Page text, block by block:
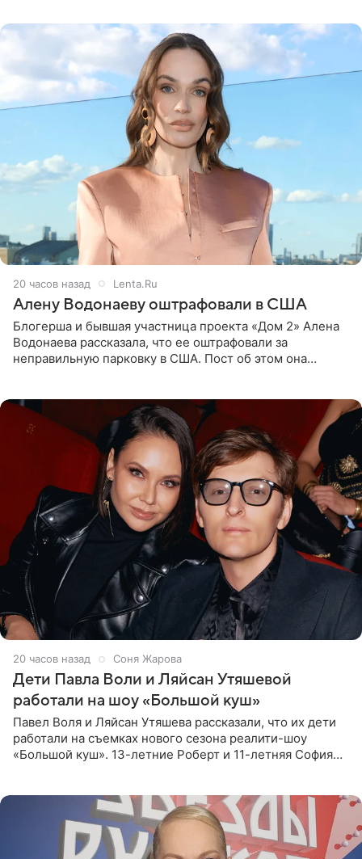
20 часов назад Lenta.Ru
Алену Водонаеву оштрафовали в США
Блогерша и бывшая участница проекта «Дом 2» Алена
Водонаева рассказала, что ее оштрафовали за
неправильную парковку в США. Пост об этом она
20 часов назад Соня Жарова
Дети Павла Воли и Ляйсан Утяшевой
работали на шоу «Большой куш»
Павел Воля и Ляйсан Утяшева рассказали, что их дети
работали на съемках нового сезона реалити-шоу
«Большой куш». 13-летние Роберт и 11-летняя София